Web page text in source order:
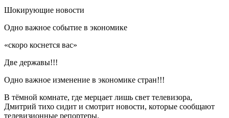
Шокирующие новости
Одно важное событие в экономике
«скоро коснется вас»
Две державы!!!
Одно важное изменение в экономике стран!!!
В тёмной комнате, где мерцает лишь свет телевизора,
Дмитрий тихо сидит и смотрит новости, которые сообщают
телевизионные репортеры.